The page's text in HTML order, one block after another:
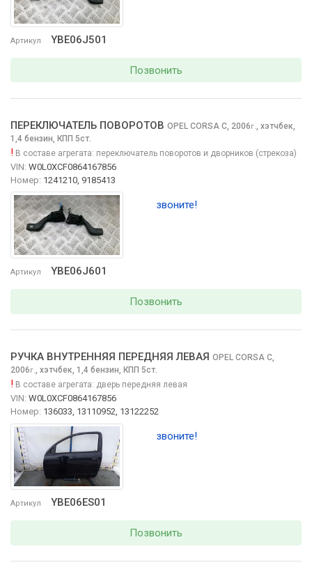
Артикул YBE06J501
Позвонить
Артикул YBE06J601
ПЕРЕКЛЮЧАТЕЛЬ ПОВОРОТОВ OPEL CORSA C, 2006г., хэтчбек,
1,4 бензин, КПП 5ст.
! В составе агрегата: переключатель поворотов и дворников (стрекоза)
VIN: W0L0XCF0864167856
Номер: 1241210, 9185413
звоните!
Позвонить
Артикул YBE06ES01
РУЧКА ВНУТРЕННЯЯ ПЕРЕДНЯЯ ЛЕВАЯ OPEL CORSA C,
2006г., хэтчбек, 1,4 бензин, КПП 5ст.
! В составе агрегата: дверь передняя левая
VIN: W0L0XCF0864167856
Номер: 136033, 13110952, 13122252
звоните!
Позвонить